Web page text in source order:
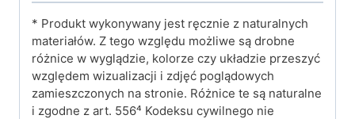
* Produkt wykonywany jest ręcznie z naturalnych
materiałów. Z tego względu możliwe są drobne
różnice w wyglądzie, kolorze czy układzie przeszyć
względem wizualizacji i zdjęć poglądowych
zamieszczonych na stronie. Różnice te są naturalne
i zgodne z art. 556⁴ Kodeksu cywilnego nie